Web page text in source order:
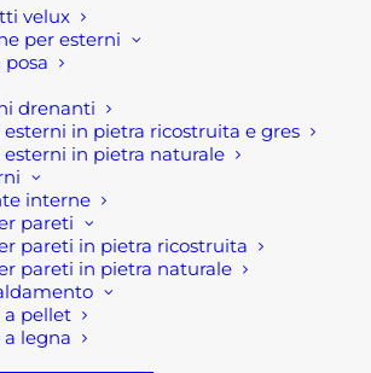
velux
per esterni
drenanti
in pietra ricostruita e gres
in pietra naturale
interne
pareti
pareti in pietra ricostruita
pareti in pietra naturale
a pellet
legna
Inoltre ,forniamo elementi
perbordure
Abbiamo tutto l’occorrente per il
punti vendita troverete i
da lavoro e agricoli o
alle forbici da giardino. Dai
alle zappette. Abbiamo
elettrica per giardinaggio
decespugliatori e rasaerba delle
come Hikoki